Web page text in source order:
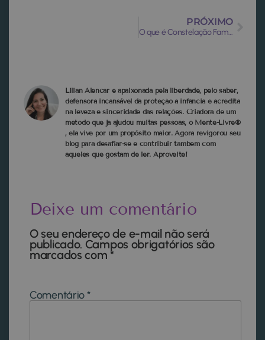
PRÓXIMO
O que é Constelação Familiar ou Constelação Sistêmica?
Lilian Alencar é apaixonada pela liberdade, pelo saber,
defensora incansável da proteção à infância e acredita
na leveza e sinceridade das relações. Criadora de um
método que ja ajudou muitas pessoas, o Mente-Livre®
, ela vive por um propósito maior. Agora revigorou seu
blog para desafiar-se e contribuir tambem com
aqueles que gostam de ler. Aproveite!
Deixe um comentário
O seu endereço de e-mail não será
publicado. Campos obrigatórios são
marcados com*
Comentário*